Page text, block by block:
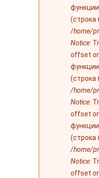
функции
(строка
/home/
Notice:
offset
функции
(строка
/home/
Notice:
offset
функции
(строка
/home/
Notice:
offset